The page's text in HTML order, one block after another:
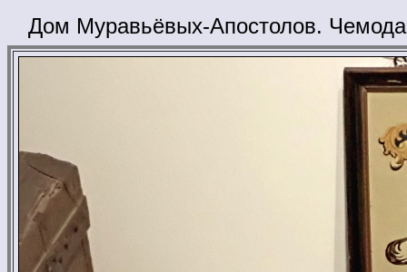
Дом Муравьёвых-Апостолов.